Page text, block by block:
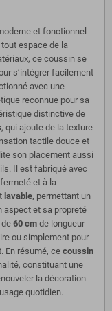
et fonctionnel
espace de la
ce coussin se
s’intégrer facilement
avec une
reconnue pour sa
distinctive de
, qui ajoute de la texture
tactile douce et
son placement aussi
Il est fabriqué avec
et à la
lavable, permettant un
aspect et sa propreté
60 cm de longueur
ou simplement pour
En résumé, ce coussin
constituant une
la décoration
quotidien.